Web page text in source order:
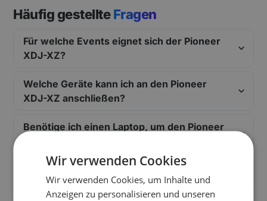
Häufig gestellteFragen
Für welche Events eignet sich der Pioneer
XDJ-XZ?
Welche Geräte kann ich an den Pioneer
XDJ-XZ anschließen?
Benötige ich einen Laptop, um den Pioneer
Was sind die herausragenden Features des
XDJ-XZ?
Wir verwenden Cookies
Wir verwenden Cookies, um Inhalte und
Anzeigen zu personalisieren und unseren